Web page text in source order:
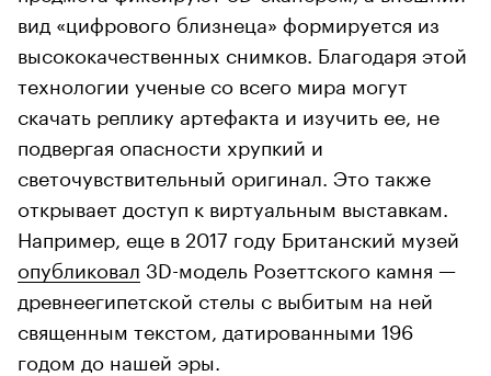
вид «цифрового близнеца» формируется из
высококачественных снимков. Благодаря этой
технологии ученые со всего мира могут
скачать реплику артефакта и изучить ее, не
подвергая опасности хрупкий и
светочувствительный оригинал. Это также
открывает доступ к виртуальным выставкам.
Например, еще в 2017 году Британский музей
опубликовал 3D-модель Розеттского камня —
древнеегипетской стелы с выбитым на ней
священным текстом, датированными 196
годом до нашей эры.